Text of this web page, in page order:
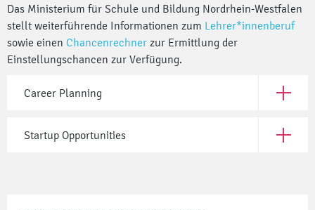
Das Ministerium für Schule und Bildung Nordrhein-Westfalen
stellt weiterführende Informationen zum Lehrer*innenberuf
sowie einen Chancenrechner zur Ermittlung der
Einstellungschancen zur Verfügung.
Career Planning Open
Startup Opportunities Open